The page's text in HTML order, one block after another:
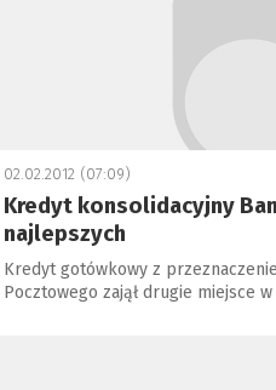
02.02.2012 (07:09)
Kredyt konsolidacyjny
najlepszych
Kredyt gotówkowy z
Pocztowego zajął drugie miejsce